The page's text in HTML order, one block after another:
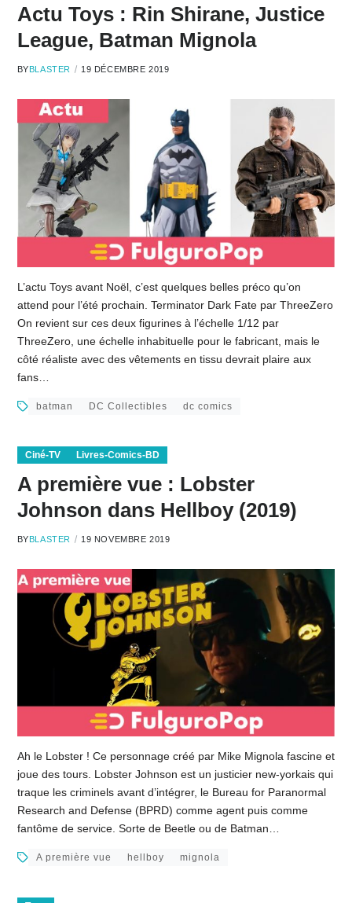
Actu Toys : Rin Shirane, Justice
League, Batman Mignola
BY BLASTER 19 DÉCEMBRE 2019
L’actu Toys avant Noël, c’est quelques belles préco qu’on
attend pour l’été prochain. Terminator Dark Fate par ThreeZero
On revient sur ces deux figurines à l’échelle 1/12 par
ThreeZero, une échelle inhabituelle pour le fabricant, mais le
côté réaliste avec des vêtements en tissu devrait plaire aux
fans…
batman DC Collectibles dc comics
Ciné-TV Livres-Comics-BD
A première vue : Lobster
Johnson dans Hellboy (2019)
BYBLASTER 19 NOVEMBRE 2019
Ah le Lobster ! Ce personnage créé par Mike Mignola fascine et
joue des tours. Lobster Johnson est un justicier new-yorkais qui
traque les criminels avant d’intégrer, le Bureau for Paranormal
Research and Defense (BPRD) comme agent puis comme
fantôme de service. Sorte de Beetle ou de Batman…
A première vue hellboy mignola